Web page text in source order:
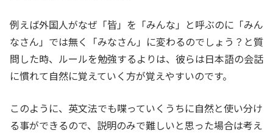
例えば外国人がなぜ「皆」を「みんな」と呼ぶのに「みん
なさん」では無く「みなさん」に変わるのでしょう？と質
問した時、ルールを勉強するよりは、彼らは日本語の会話
に慣れて自然に覚えていく方が覚えやすいのです。
このように、英文法でも喋っていくうちに自然と使い分け
る事ができるので、説明のみで難しいと思った場合は考え